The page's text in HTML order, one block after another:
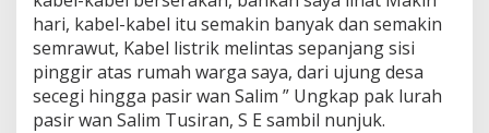
hari, kabel-kabel itu semakin banyak dan semakin
semrawut, Kabel listrik melintas sepanjang sisi
pinggir atas rumah warga saya, dari ujung desa
secegi hingga pasir wan Salim ” Ungkap pak lurah
pasir wan Salim Tusiran, S E sambil nunjuk.